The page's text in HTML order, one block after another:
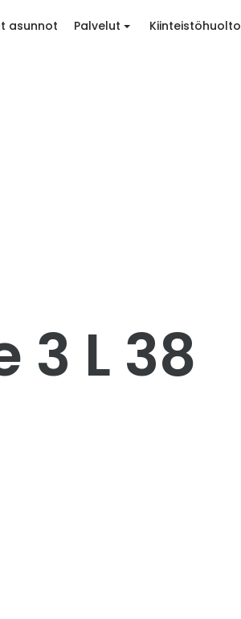
asunnot Palvelut Kiinteistöhuolto
L 38